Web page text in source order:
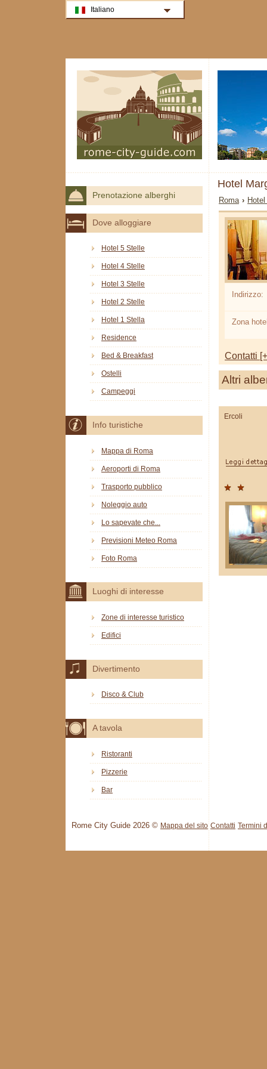
Hotel
Roma ›
Indirizzo:
Zona
Contatti
Altri
Ercoli
Prenotazione alberghi
Dove alloggiare
Hotel 5 Stelle
Hotel 4 Stelle
Hotel 3 Stelle
Hotel 2 Stelle
Hotel 1 Stella
Residence
Bed & Breakfast
Ostelli
Campeggi
Info turistiche
Mappa di Roma
Aeroporti di Roma
Trasporto pubblico
Noleggio auto
Lo sapevate che...
Previsioni Meteo Roma
Foto Roma
Luoghi di interesse
Zone di interesse turistico
Edifici
Divertimento
Disco & Club
A tavola
Ristoranti
Pizzerie
Bar
Rome City Guide 2026 © Mappa del sito Contatti Termini
Italiano